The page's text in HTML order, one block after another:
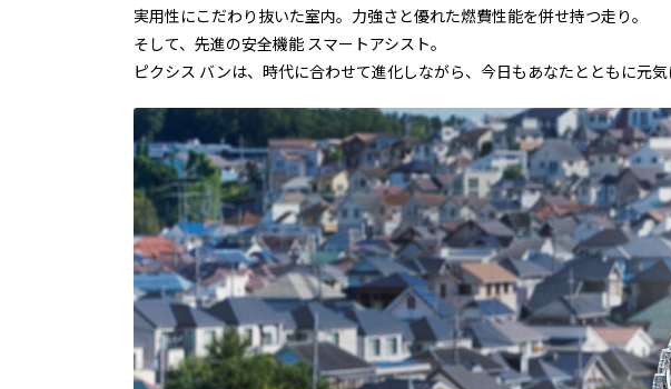
実用性にこだわり抜いた室内。力強さと優れた燃費性能を併せ持つ走り。
そして、先進の安全機能 スマートアシスト。
ピクシス バンは、時代に合わせて進化しながら、今日もあなたとともに元気